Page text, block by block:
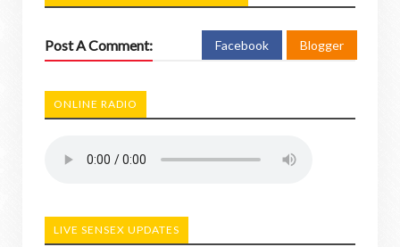
Post A Comment: Facebook Blogger
ONLINE RADIO
LIVE SENSEX UPDATES